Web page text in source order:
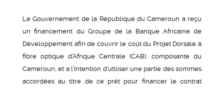
Le Gouvernement de la République du Cameroun a reçu
un financement du Groupe de la Banque Africaine de
Développement afin de couvrir le coût du Projet Dorsale à
fibre optique d’Afrique Centrale (CAB), composante du
Cameroun, et a l’intention d’utiliser une partie des sommes
accordées au titre de ce prêt pour financer le contrat